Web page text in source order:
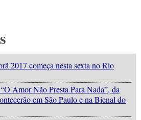
2017 começa nesta sexta no Rio
Amor Não Presta Para Nada”, da
em São Paulo e na Bienal do